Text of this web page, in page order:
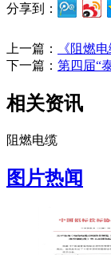
分享到：
上一篇：
《阻燃
下一篇： 第四届“
相关资讯
阻燃电缆
图片热闻